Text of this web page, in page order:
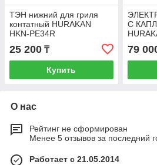
ТЭН нижний для гриля
контатный HURAKAN
HKN-PE34R
25 200 ₸
Купить
С
79
О нас
Рейтинг не сформирован
Менее 5 отзывов за последний
Работает с 21.05.2014